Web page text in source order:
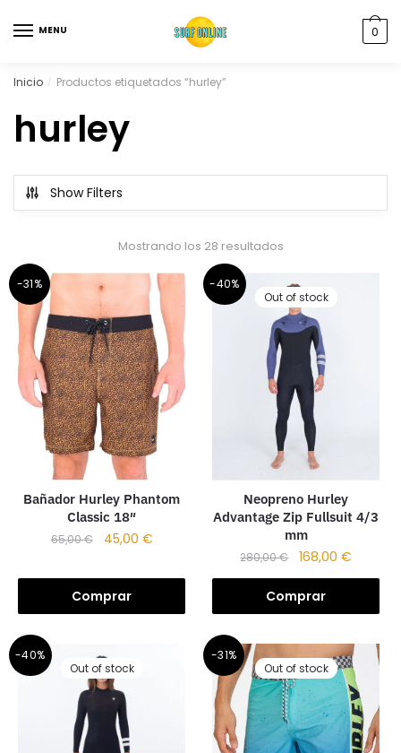
MENU 0
Inicio / Productos etiquetados “hurley”
hurley
Show Filters
Mostrando los 28 resultados
-31%
Bañador Hurley Phantom
Classic 18″
65,00€ 45,00 €
Comprar
-40%
Out of stock
Neopreno Hurley
Advantage Zip Fullsuit 4/3
mm
280,00€ 168,00€
Comprar
-40%
Out of stock
-31%
Out of stock